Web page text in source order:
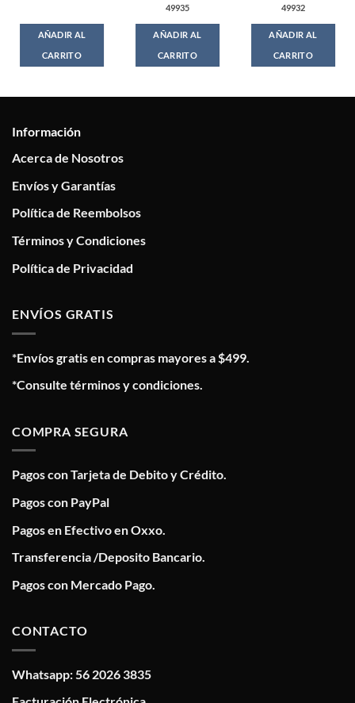
AÑADIR AL
CARRITO
49935
AÑADIR AL
CARRITO
49932
AÑADIR AL
CARRITO
Información
Acerca de Nosotros
Envíos y Garantías
Política de Reembolsos
Términos y Condiciones
Política de Privacidad
ENVÍOS GRATIS
*Envíos gratis en compras mayores a $499.
*Consulte términos y condiciones.
COMPRA SEGURA
Pagos con Tarjeta de Debito y Crédito.
Pagos con PayPal
Pagos en Efectivo en Oxxo.
Transferencia /Deposito Bancario.
Pagos con Mercado Pago.
CONTACTO
Whatsapp: 56 2026 3835